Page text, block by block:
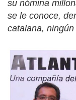
su nómina
se le conoce,
catalana, ningún